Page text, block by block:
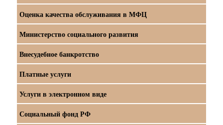
Оценка качества обслуживания в МФЦ
Министерство социального развития
Внесудебное банкротство
Платные услуги
Услуги в электронном виде
Социальный фонд РФ